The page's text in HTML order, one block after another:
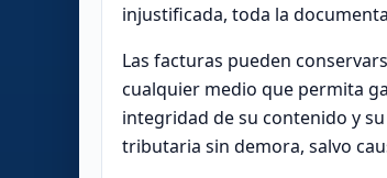
injustificada, toda la
Las facturas pueden
cualquier medio que permita
integridad de su contenido y
tributaria sin demora, salvo